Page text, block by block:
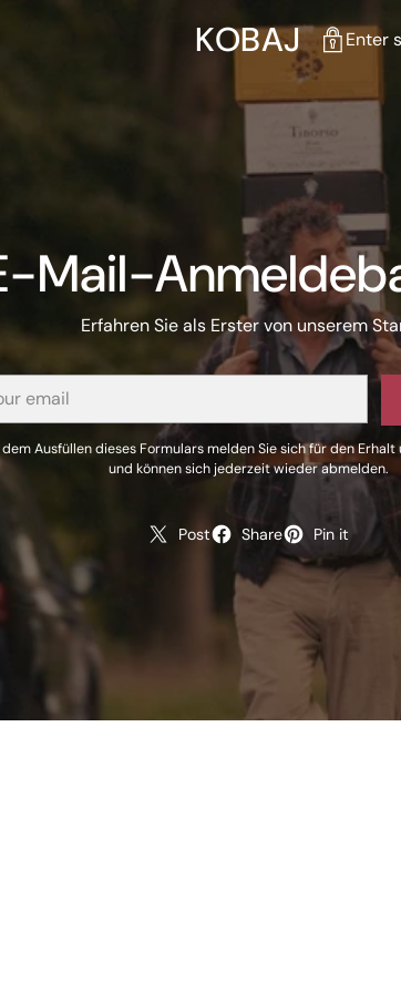
KOBAJ Enter
Mail-
Erfahren Sie als Erster von unserem
Ausfüllen dieses Formulars melden Sie sich für den Erhalt
und können sich jederzeit wieder abmelden.
Post Share Pin it